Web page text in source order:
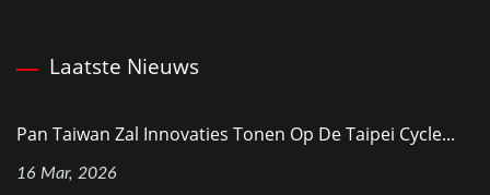
Laatste Nieuws
Pan Taiwan Zal Innovaties Tonen Op De Taipei Cycle...
16 Mar, 2026